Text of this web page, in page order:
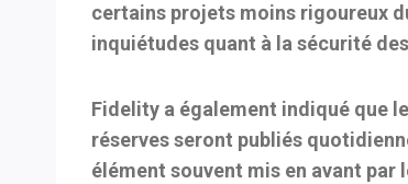
certains projets moins rigoureux
inquiétudes quant à la sécurité
Fidelity a également indiqué que
réserves seront publiés
élément souvent mis en avant